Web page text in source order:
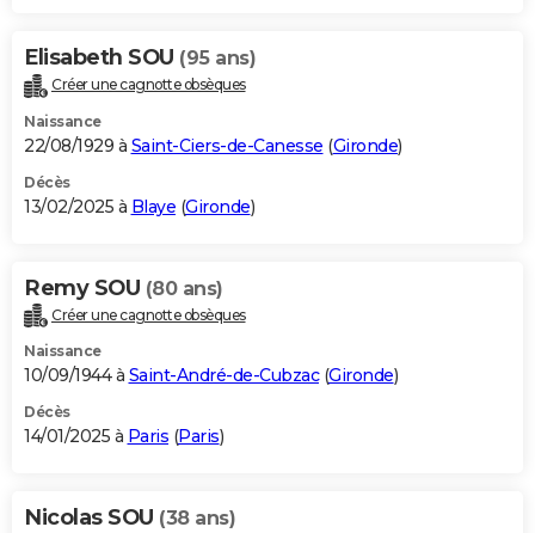
Elisabeth SOU (95 ans)
Créer une cagnotte obsèques
Naissance
22/08/1929 à Saint-Ciers-de-Canesse (Gironde)
Décès
13/02/2025 à Blaye (Gironde)
Remy SOU (80 ans)
Créer une cagnotte obsèques
Naissance
10/09/1944 à Saint-André-de-Cubzac(Gironde)
Décès
14/01/2025 à Paris (Paris)
Nicolas SOU (38 ans)